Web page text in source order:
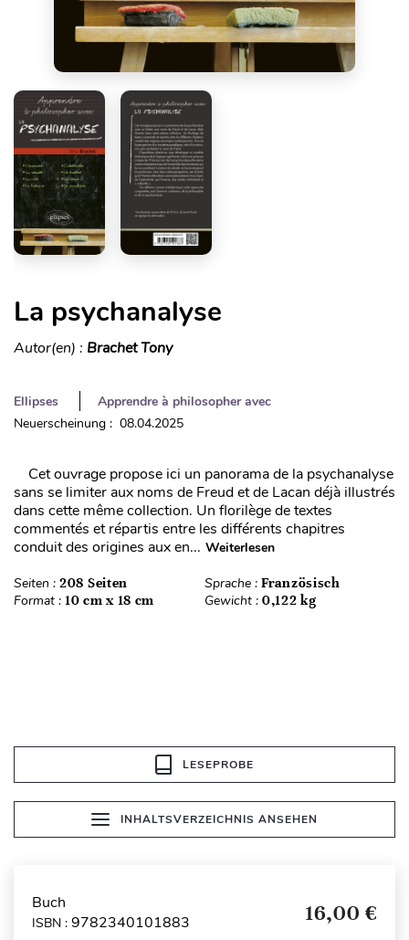
La psychanalyse
Autor(en) : Brachet Tony
Ellipses
Apprendre à philosopher avec
Neuerscheinung : 08.04.2025
Cet ouvrage propose ici un panorama de la psychanalyse
sans se limiter aux noms de Freud et de Lacan déjà illustrés
dans cette même collection. Un florilège de textes
commentés et répartis entre les différents chapitres
conduit des origines aux en... Weiterlesen
Seiten : 208 Seiten Sprache : Französisch
Format : 10 cm x 18 cm Gewicht : 0,122 kg
LESEPROBE
INHALTSVERZEICHNIS ANSEHEN
Buch
ISBN : 9782340101883 16,00 €